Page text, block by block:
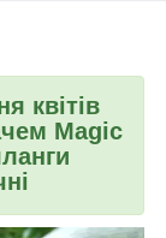
квітів
Magic